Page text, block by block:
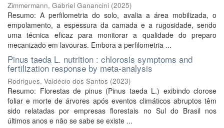
Zimmermann, Gabriel Ganancini (2025)
Resumo: A perfilometria do solo, avalia a área mobilizada, o
empolamento, a espessura da camada e a rugosidade, sendo
uma técnica eficaz para monitorar a qualidade do preparo
mecanizado em lavouras. Embora a perfilometria ...
Pinus taeda L. nutrition : chlorosis symptoms and
fertilization response by meta-analysis
Rodrigues, Valdécio dos Santos (2023)
Resumo: Florestas de pinus (Pinus taeda L.) exibindo clorose
foliar e morte de árvores após eventos climáticos abruptos têm
sido relatadas por empresas florestais no Sul do Brasil nos
últimos anos e não se sabe se existe ...